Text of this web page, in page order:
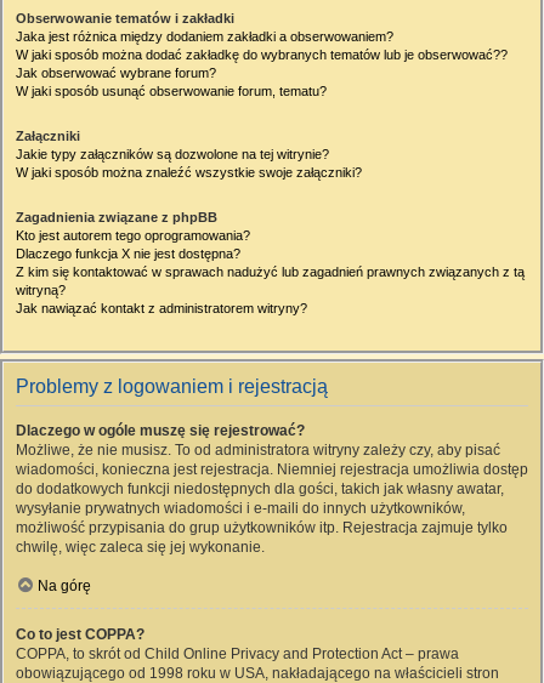
Obserwowanie tematów i zakładki
Jaka jest różnica między dodaniem zakładki a obserwowaniem?
W jaki sposób można dodać zakładkę do wybranych tematów lub je obserwować??
Jak obserwować wybrane forum?
W jaki sposób usunąć obserwowanie forum, tematu?
Załączniki
Jakie typy załączników są dozwolone na tej witrynie?
W jaki sposób można znaleźć wszystkie swoje załączniki?
Zagadnienia związane z phpBB
Kto jest autorem tego oprogramowania?
Dlaczego funkcja X nie jest dostępna?
Z kim się kontaktować w sprawach nadużyć lub zagadnień prawnych związanych z tą
witryną?
Jak nawiązać kontakt z administratorem witryny?
Problemy z logowaniem i rejestracją
Dlaczego w ogóle muszę się rejestrować?
Możliwe, że nie musisz. To od administratora witryny zależy czy, aby pisać
wiadomości, konieczna jest rejestracja. Niemniej rejestracja umożliwia dostęp
do dodatkowych funkcji niedostępnych dla gości, takich jak własny awatar,
wysyłanie prywatnych wiadomości i e-maili do innych użytkowników,
możliwość przypisania do grup użytkowników itp. Rejestracja zajmuje tylko
chwilę, więc zaleca się jej wykonanie.
Na górę
Co to jest COPPA?
COPPA, to skrót od Child Online Privacy and Protection Act – prawa
obowiązującego od 1998 roku w USA, nakładającego na właścicieli stron